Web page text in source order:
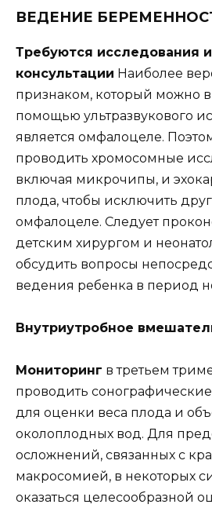
ВЕДЕНИЕ
Требуются исследования и
консультации Наиболее
признаком, который можно
помощью ультразвукового
является омфалоцеле.
проводить хромосомные
включая микрочипы, и
плода, чтобы исключить
омфалоцеле. Следует
детским хирургом и
обсудить вопросы
ведения ребенка в период
Внутриутробное
Мониторинг в третьем
проводить
для оценки веса плода и
околоплодных вод. Для
осложнений, связанных с
макросомией, в некоторых
оказаться целесообразной